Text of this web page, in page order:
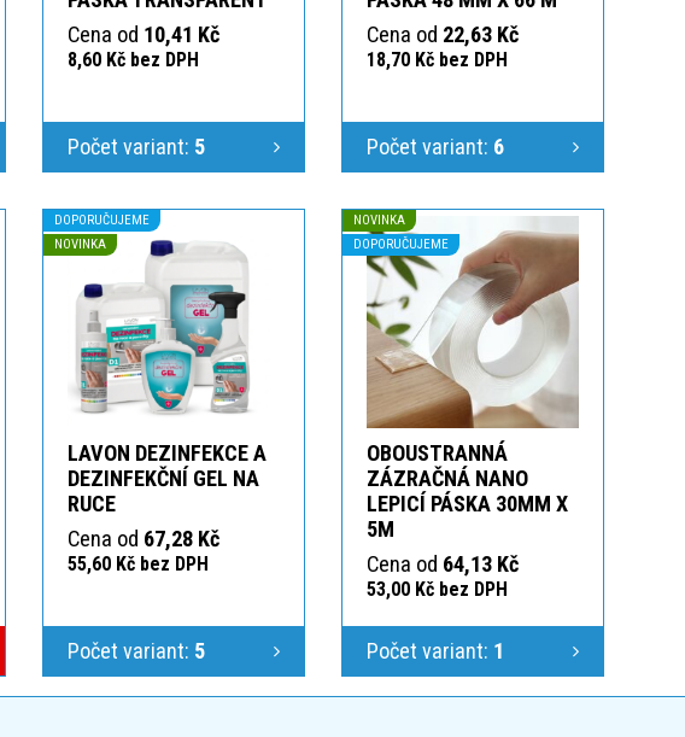
Cena od 10,41 Kč
8,60 Kč bez DPH
Počet variant: 5
Cena od 22,63 Kč
18,70 Kč bez DPH
Počet variant: 6
DOPORUČUJEME
NOVINKA
LAVON DEZINFEKCE A
DEZINFEKČNÍ GEL NA
RUCE
Cena od 67,28 Kč
55,60 Kč bez DPH
Počet variant: 5
NOVINKA
DOPORUČUJEME
OBOUSTRANNÁ
ZÁZRAČNÁ NANO
LEPICÍ PÁSKA 30MM X
5M
Cena od 64,13 Kč
53,00 Kč bez DPH
Počet variant: 1